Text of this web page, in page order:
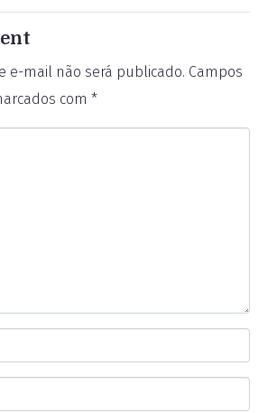
e-mail não será publicado. Campos
com *